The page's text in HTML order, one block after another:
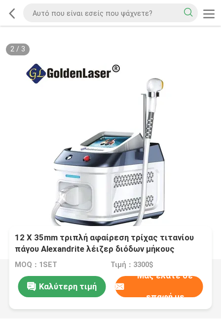
2/ 3
12 X 35mm τριπλή αφαίρεση τρίχας τιτανίου
πάγου Alexandrite λέιζερ διόδων μήκους
κύματος 600watt
MOQ：1SET Τιμή：3300$
Καλύτερη τιμή
Μας ελάτε σε
επαφή με